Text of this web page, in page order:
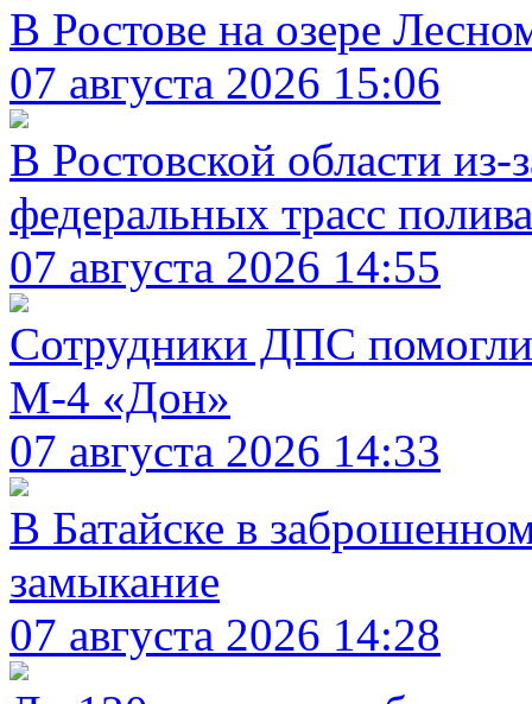
В Ростове на озере
07 августа 2026 15:06
В Ростовской области
федеральных трасс
07 августа 2026 14:55
Сотрудники ДПС
М-4 «Дон»
07 августа 2026 14:33
В Батайске в
замыкание
07 августа 2026 14:28